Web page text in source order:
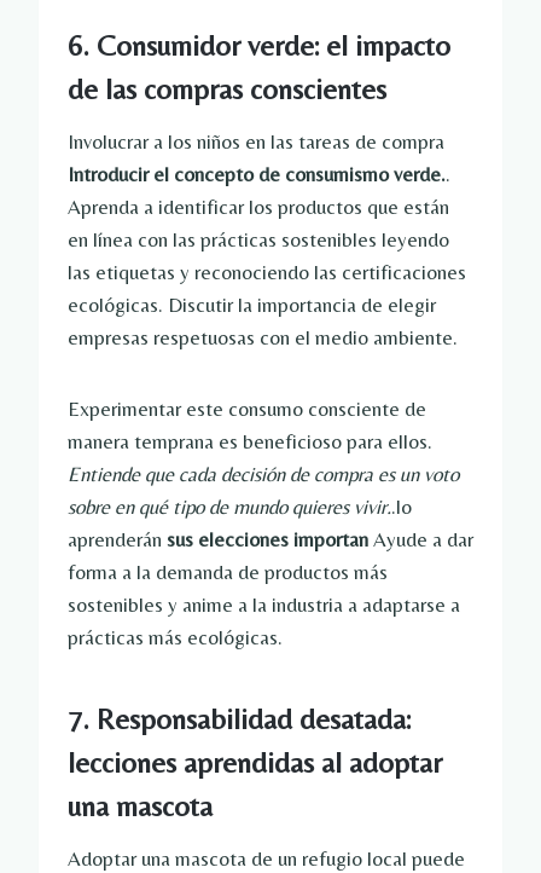
6. Consumidor verde: el impacto
de las compras conscientes
Involucrar a los niños en las tareas de compra
Introducir el concepto de consumismo verde..
Aprenda a identificar los productos que están
en línea con las prácticas sostenibles leyendo
las etiquetas y reconociendo las certificaciones
ecológicas. Discutir la importancia de elegir
empresas respetuosas con el medio ambiente.
Experimentar este consumo consciente de
manera temprana es beneficioso para ellos.
Entiende que cada decisión de compra es un voto
sobre en qué tipo de mundo quieres vivir..lo
aprenderán sus elecciones importan Ayude a dar
forma a la demanda de productos más
sostenibles y anime a la industria a adaptarse a
prácticas más ecológicas.
7. Responsabilidad desatada:
lecciones aprendidas al adoptar
una mascota
Adoptar una mascota de un refugio local puede